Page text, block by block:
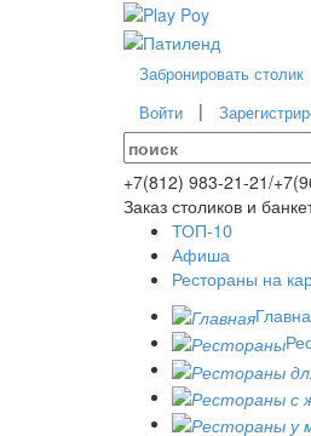
Забронировать столик
Войти
|
+7(812) 983-21-21/
Заказ столиков и
ТОП-10
Афиша
Рестораны на